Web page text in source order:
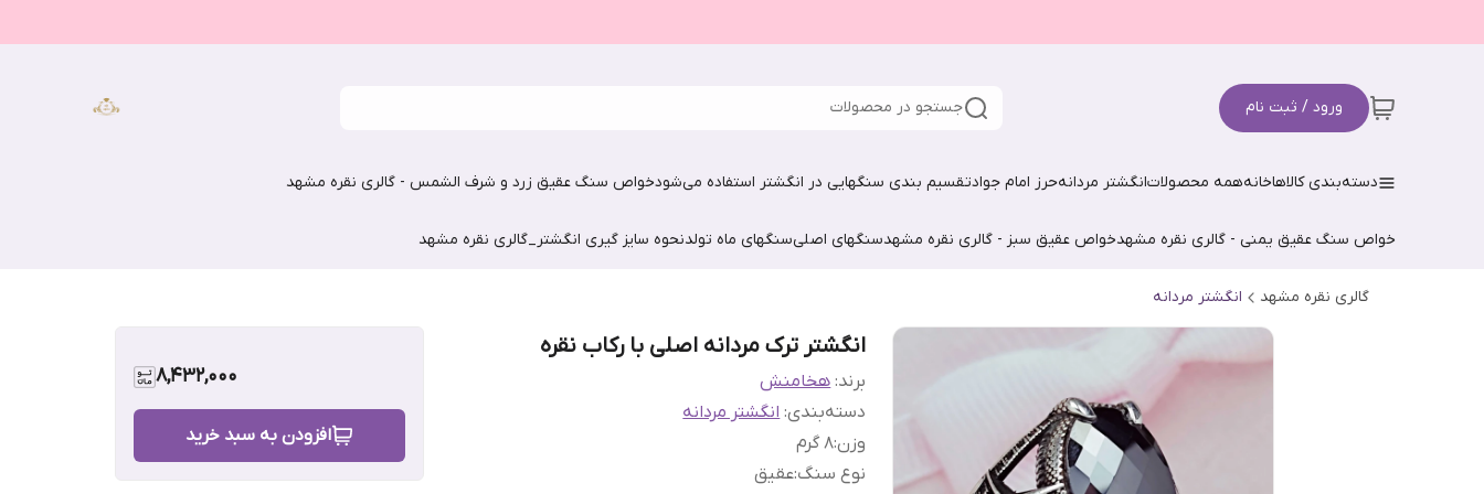
ورود / ثبت نام جستجو در محصولات
دسته‌بندی کالاهاخانههمه محصولاتانگشتر مردانهحرز امام جوادتقسیم بندی سنگهایی در انگشتر استفاده می‌شودخواص سنگ عقیق زرد و شرف الشمس - گالری نقره مشهد
خواص سنگ عقیق یمنی - گالری نقره مشهدخواص عقیق سبز - گالری نقره مشهدسنگهای اصلیسنگهای ماه تولدنحوه سایز گیری انگشتر_گالری نقره مشهد
گالری نقره مشهد انگشتر مردانه
انگشتر ترک مردانه اصلی با رکاب نقره
برند: هخامنش
دسته‌بندی:انگشتر مردانه
وزن:8 گرم
نوع سنگ:عقیق
8,432,000
افزودن به سبد خرید